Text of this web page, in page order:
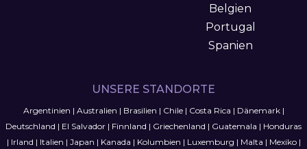
Belgien
Portugal
Spanien
UNSERE STANDORTE
Argentinien | Australien | Brasilien | Chile| Costa Rica | Dänemark|
Deutschland | El Salvador | Finnland | Griechenland | Guatemala | Honduras
| Irland | Italien | Japan | Kanada | Kolumbien | Luxemburg | Malta | Mexiko|